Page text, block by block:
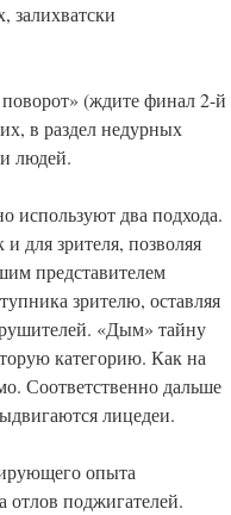
залихватски
(ждите финал 2-й
в раздел недурных
людей.
используют два подхода.
для зрителя, позволяя
представителем
зрителю, оставляя
«Дым» тайну
категорию. Как на
Соответственно дальше
лицедеи.
опыта
поджигателей.